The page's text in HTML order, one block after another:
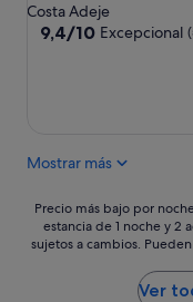
de
5.0 estrellas
Costa Adeje
9.4
9,4/10 Excepcional
Mostrar más
Precio
más
bajo
Precio más bajo por
estancia de 1 noche y 2
sujetos a cambios.
Ver